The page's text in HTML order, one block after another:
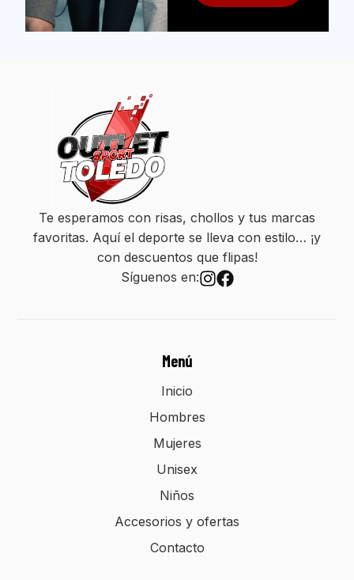
Te esperamos con risas, chollos y tus marcas
favoritas. Aquí el deporte se lleva con estilo… ¡y
con descuentos que flipas!
Síguenos en:
Menú
Inicio
Hombres
Mujeres
Unisex
Niños
Accesorios y ofertas
Contacto